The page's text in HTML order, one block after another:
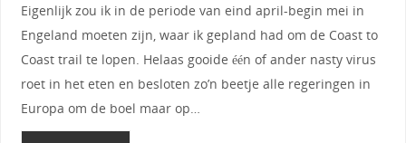
Eigenlijk zou ik in de periode van eind april-begin mei in
Engeland moeten zijn, waar ik gepland had om de Coast to
Coast trail te lopen. Helaas gooide één of ander nasty virus
roet in het eten en besloten zo’n beetje alle regeringen in
Europa om de boel maar op…